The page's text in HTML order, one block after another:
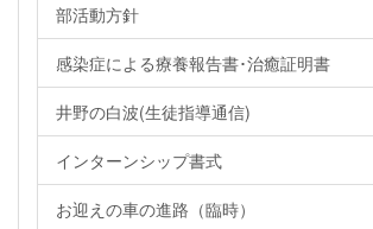
部活動方針
感染症による療養報告書･治癒証明書
井野の白波(生徒指導通信)
インターンシップ書式
お迎えの車の進路（臨時）